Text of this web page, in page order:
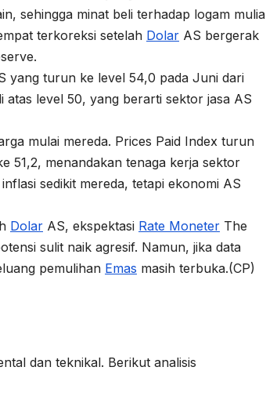
sehingga minat beli terhadap logam mulia
terkoreksi setelah Dolar AS bergerak
yang turun ke level 54,0 pada Juni dari
atas level 50, yang berarti sektor jasa AS
mulai mereda. Prices Paid Index turun
51,2, menandakan tenaga kerja sektor
inflasi sedikit mereda, tetapi ekonomi AS
Dolar AS, ekspektasi Rate Moneter The
sulit naik agresif. Namun, jika data
pemulihan Emas masih terbuka.(CP)
dan teknikal. Berikut analisis